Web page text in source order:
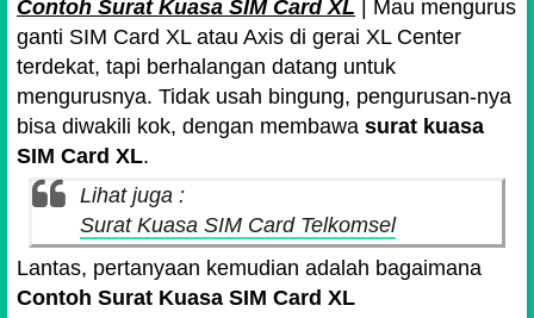
Contoh Surat Kuasa SIM Card XL | Mau mengurus
ganti SIM Card XL atau Axis di gerai XL Center
terdekat, tapi berhalangan datang untuk
mengurusnya. Tidak usah bingung, pengurusan-nya
bisa diwakili kok, dengan membawa surat kuasa
SIM Card XL.
Lihat juga :
Surat Kuasa SIM Card Telkomsel
Lantas, pertanyaan kemudian adalah bagaimana
Contoh Surat Kuasa SIM Card XL